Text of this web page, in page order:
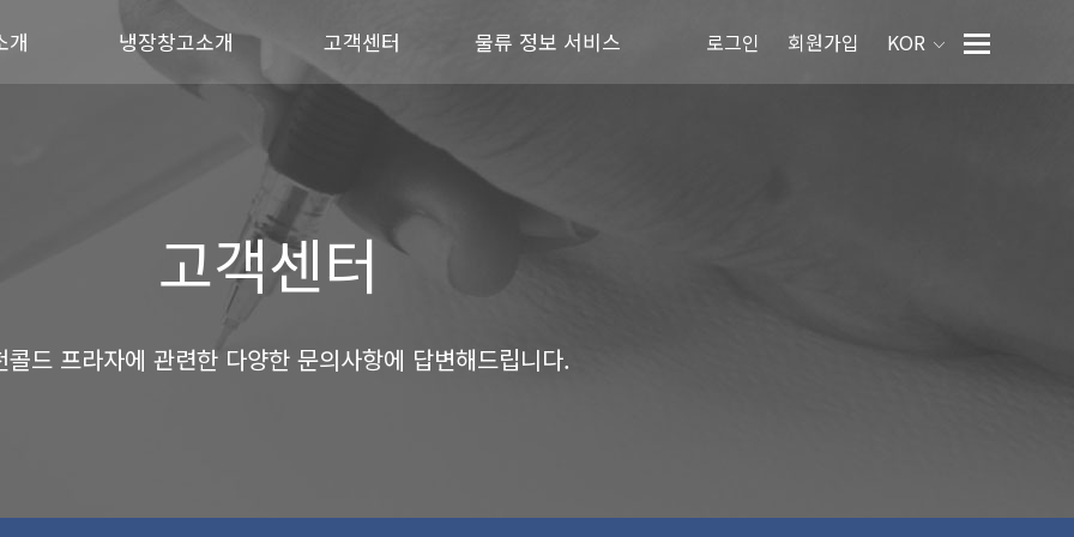
개 냉장창고소개 고객센터 물류 정보 서비스 로그인 회원가입 KOR
고객센터
콜드 프라자에 관련한 다양한 문의사항에 답변해드립니다.